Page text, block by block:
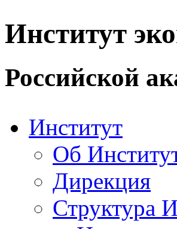
Институт
Российской
Институт
Об
Дирекция
Структура